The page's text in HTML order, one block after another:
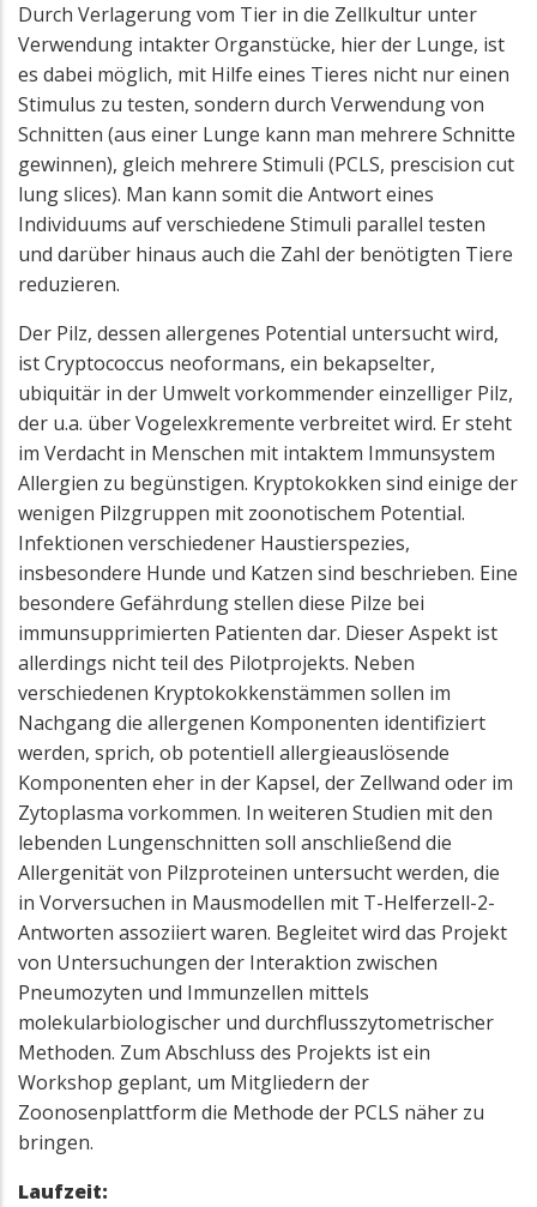
Durch Verlagerung vom Tier in die Zellkultur unter
Verwendung intakter Organstücke, hier der Lunge, ist
es dabei möglich, mit Hilfe eines Tieres nicht nur einen
Stimulus zu testen, sondern durch Verwendung von
Schnitten (aus einer Lunge kann man mehrere Schnitte
gewinnen), gleich mehrere Stimuli (PCLS, prescision cut
lung slices). Man kann somit die Antwort eines
Individuums auf verschiedene Stimuli parallel testen
und darüber hinaus auch die Zahl der benötigten Tiere
reduzieren.
Der Pilz, dessen allergenes Potential untersucht wird,
ist Cryptococcus neoformans, ein bekapselter,
ubiquitär in der Umwelt vorkommender einzelliger Pilz,
der u.a. über Vogelexkremente verbreitet wird. Er steht
im Verdacht in Menschen mit intaktem Immunsystem
Allergien zu begünstigen. Kryptokokken sind einige der
wenigen Pilzgruppen mit zoonotischem Potential.
Infektionen verschiedener Haustierspezies,
insbesondere Hunde und Katzen sind beschrieben. Eine
besondere Gefährdung stellen diese Pilze bei
immunsupprimierten Patienten dar. Dieser Aspekt ist
allerdings nicht teil des Pilotprojekts. Neben
verschiedenen Kryptokokkenstämmen sollen im
Nachgang die allergenen Komponenten identifiziert
werden, sprich, ob potentiell allergieauslösende
Komponenten eher in der Kapsel, der Zellwand oder im
Zytoplasma vorkommen. In weiteren Studien mit den
lebenden Lungenschnitten soll anschließend die
Allergenität von Pilzproteinen untersucht werden, die
in Vorversuchen in Mausmodellen mit T-Helferzell-2-
Antworten assoziiert waren. Begleitet wird das Projekt
von Untersuchungen der Interaktion zwischen
Pneumozyten und Immunzellen mittels
molekularbiologischer und durchflusszytometrischer
Methoden. Zum Abschluss des Projekts ist ein
Workshop geplant, um Mitgliedern der
Zoonosenplattform die Methode der PCLS näher zu
bringen.
Laufzeit: